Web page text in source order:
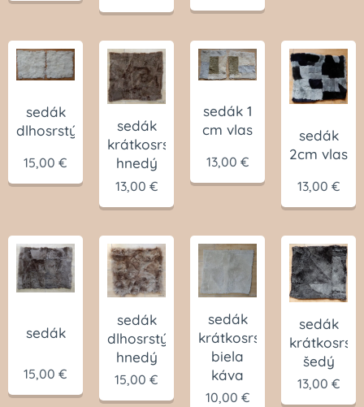
sedák
dlhosrstý
15,00 €
sedák
krátkosrstý
hnedý
13,00 €
sedák 1
cm vlas
13,00 €
sedák
2cm vlas
13,00 €
sedák
15,00 €
sedák
dlhosrstý
hnedý
15,00 €
sedák
krátkosrstý
biela
káva
10,00 €
sedák
krátkosrstý
šedý
13,00 €